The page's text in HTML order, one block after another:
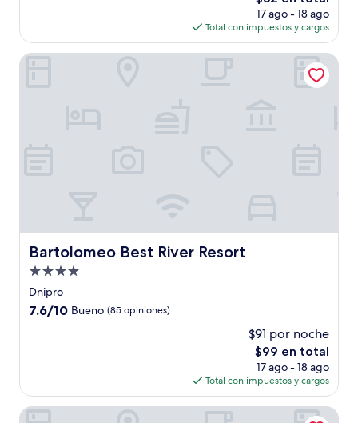
precio
actual
es
de
17 ago - 18 ago
Total con impuestos y cargos
Bartolomeo Best River Resort
Bartolomeo Best River Resort
Propiedad
de
4.0
Dnipro
7.6
7.6/10 Bueno (85 opiniones)
$91 por noche
El
precio
actual
es
de
$99 en total
17 ago - 18 ago
Total con impuestos y cargos
Bartolomeo Best River Resort
Menorah Hotel